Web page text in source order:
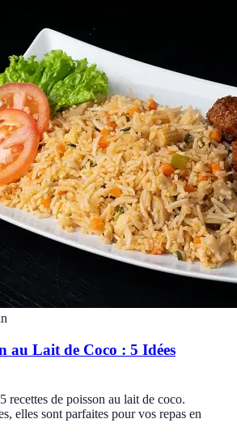
au Lait de Coco : 5 Idées
recettes de poisson au lait de coco.
elles sont parfaites pour vos repas en